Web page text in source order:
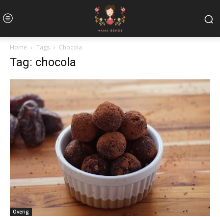
Home Tags Chocola
Tag: chocola
Overig